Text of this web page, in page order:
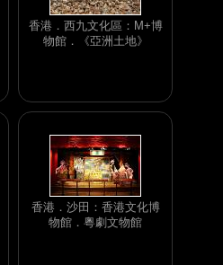
香港．西九文化區：M+博
物館．《亞洲土地》
香港．沙田：香港文化博
物館．粵劇文物館